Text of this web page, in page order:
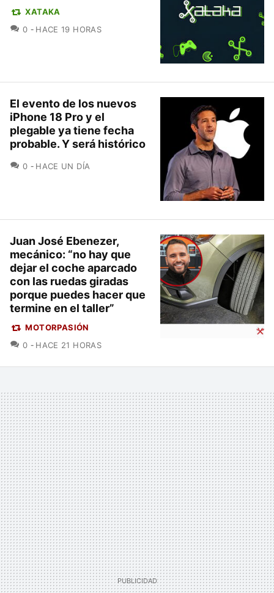
XATAKA
0 COMENTARIOS
HACE 19 HORAS
El evento de los nuevos
iPhone 18 Pro y el
plegable ya tiene fecha
probable. Y será histórico
0 COMENTARIOS
HACE UN DÍA
Juan José Ebenezer,
mecánico: “no hay que
dejar el coche aparcado
con las ruedas giradas
porque puedes hacer que
termine en el taller”
MOTORPASIÓN
0 COMENTARIOS
HACE 21 HORAS